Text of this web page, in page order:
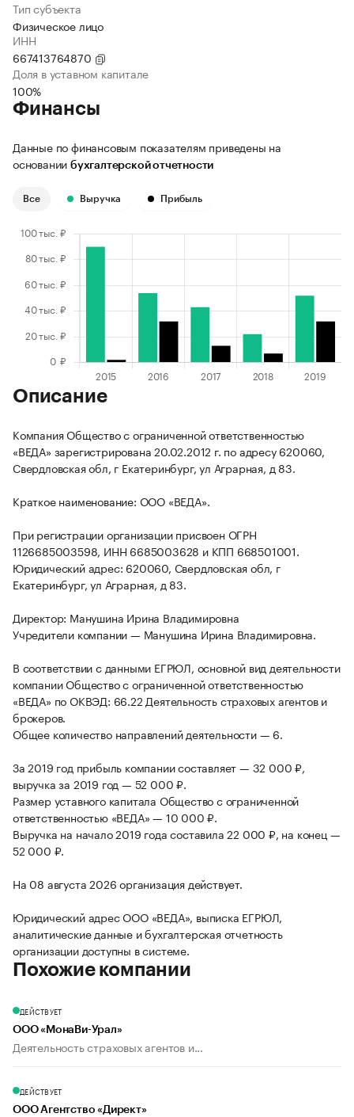
Тип субъекта
Физическое лицо
ИНН
667413764870
Доля в уставном капитале
100%
Финансы
Данные по финансовым показателям приведены на
основании бухгалтерской отчетности
Все Выручка Прибыль
Описание
Компания Общество с ограниченной ответственностью
«ВЕДА» зарегистрирована 20.02.2012 г. по адресу 620060,
Свердловская обл, г Екатеринбург, ул Аграрная, д 83.
Краткое наименование: ООО «ВЕДА».
При регистрации организации присвоен ОГРН
1126685003598, ИНН 6685003628 и КПП 668501001.
Юридический адрес: 620060, Свердловская обл, г
Екатеринбург, ул Аграрная, д 83.
Директор: Манушина Ирина Владимировна
Учредители компании — Манушина Ирина Владимировна.
В соответствии с данными ЕГРЮЛ, основной вид деятельности
компании Общество с ограниченной ответственностью
«ВЕДА» по ОКВЭД: 66.22 Деятельность страховых агентов и
брокеров.
Общее количество направлений деятельности — 6.
За 2019 год прибыль компании составляет — 32 000 ₽,
выручка за 2019 год — 52 000 ₽.
Размер уставного капитала Общество с ограниченной
ответственностью «ВЕДА» — 10 000 ₽.
Выручка на начало 2019 года составила 22 000 ₽, на конец —
52 000 ₽.
На 08 августа 2026 организация действует.
Юридический адрес ООО «ВЕДА», выписка ЕГРЮЛ,
аналитические данные и бухгалтерская отчетность
организации доступны в системе.
Похожие компании
ДЕЙСТВУЕТ
ООО «МонаВи-Урал»
Деятельность страховых агентов и...
ДЕЙСТВУЕТ
ООО Агентство «Директ»